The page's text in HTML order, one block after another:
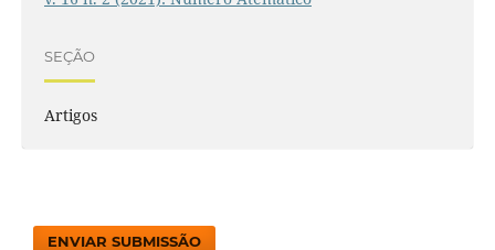
SEÇÃO
Artigos
ENVIAR SUBMISSÃO